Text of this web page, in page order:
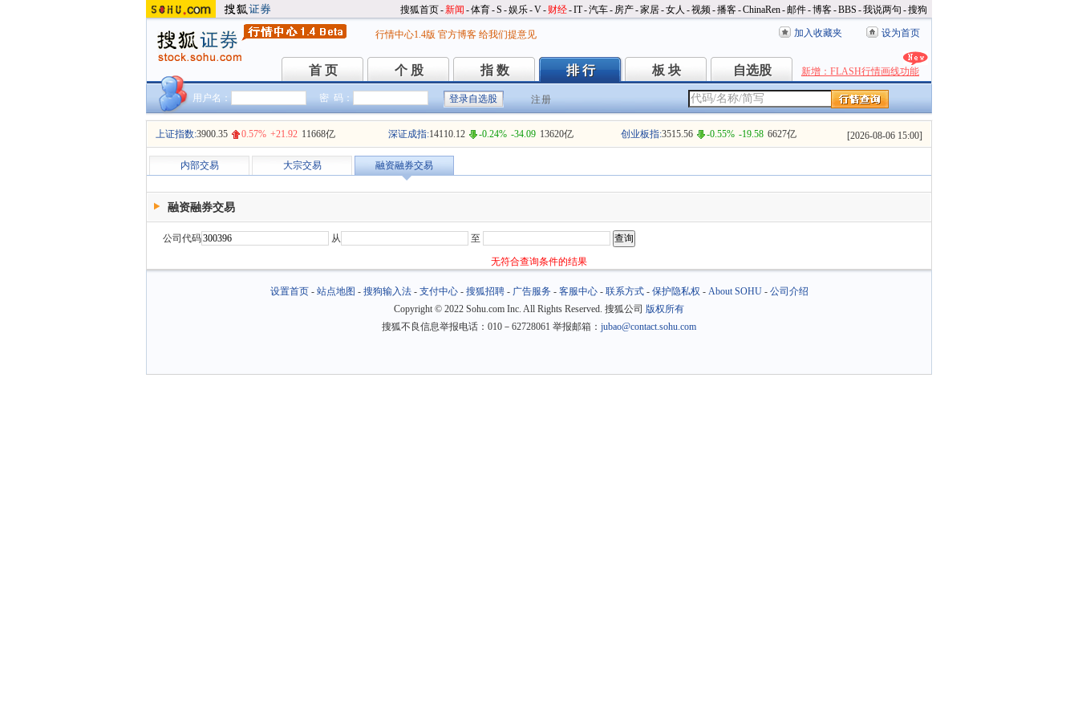
搜狐首页-新闻 -体育-S -娱乐-V- 财经-IT-汽车- 房产-家居-女人 -视频-播客-ChinaRen-邮件-博客-BBS -我说两句 -搜狗
行情中心1.4版 官方博客 给我们提意见 加入收藏夹 设为首页
首 页
首 页 个 股
个 股 指 数
指 数 排 行
排 行 板 块
板 块 自选股
自选股 新增：FLASH行情画线功能
用户名： 密 码： 注册
上证指数:3900.35 0.57% +21.92 11668亿 深证成指:14110.12 -0.24% -34.09 13620亿 创业板指:3515.56 -0.55% -19.58 6627亿 [2026-08-06 15:00]
内部交易 大宗交易 融资融券交易
融资融券交易
公司代码 从 至
无符合查询条件的结果
设置首页- 站点地图 - 搜狗输入法- 支付中心- 搜狐招聘- 广告服务- 客服中心- 联系方式- 保护隐私权 - About SOHU- 公司介绍
Copyright © 2022 Sohu.com Inc. All Rights Reserved. 搜狐公司 版权所有
搜狐不良信息举报电话：010－62728061 举报邮箱： jubao@contact.sohu.com